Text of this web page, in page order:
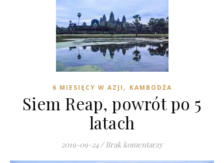
6 MIESIĘCY W AZJI , KAMBODŻA
Siem Reap, powrót po 5
latach
2019-09-24 / Brak komentarzy